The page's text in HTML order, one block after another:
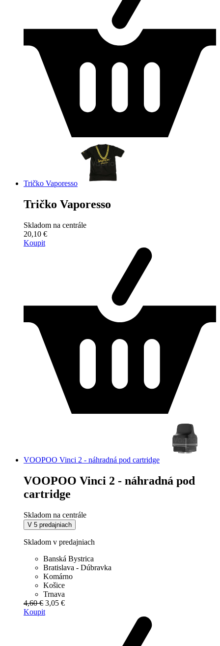
Tričko Vaporesso
Tričko Vaporesso
Skladom na centrále
20,10 €
Koupit
VOOPOO Vinci 2 - náhradná pod cartridge
VOOPOO Vinci 2 - náhradná pod
cartridge
Skladom na centrále
V 5 predajniach
Skladom v predajniach
Banská Bystrica
Bratislava - Dúbravka
Komárno
Košice
Trnava
4,60 € 3,05 €
Koupit